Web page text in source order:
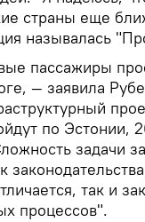
страны еще
называлась
пассажиры
— заявила
по Эстонии,
задачи
так и
процессов".